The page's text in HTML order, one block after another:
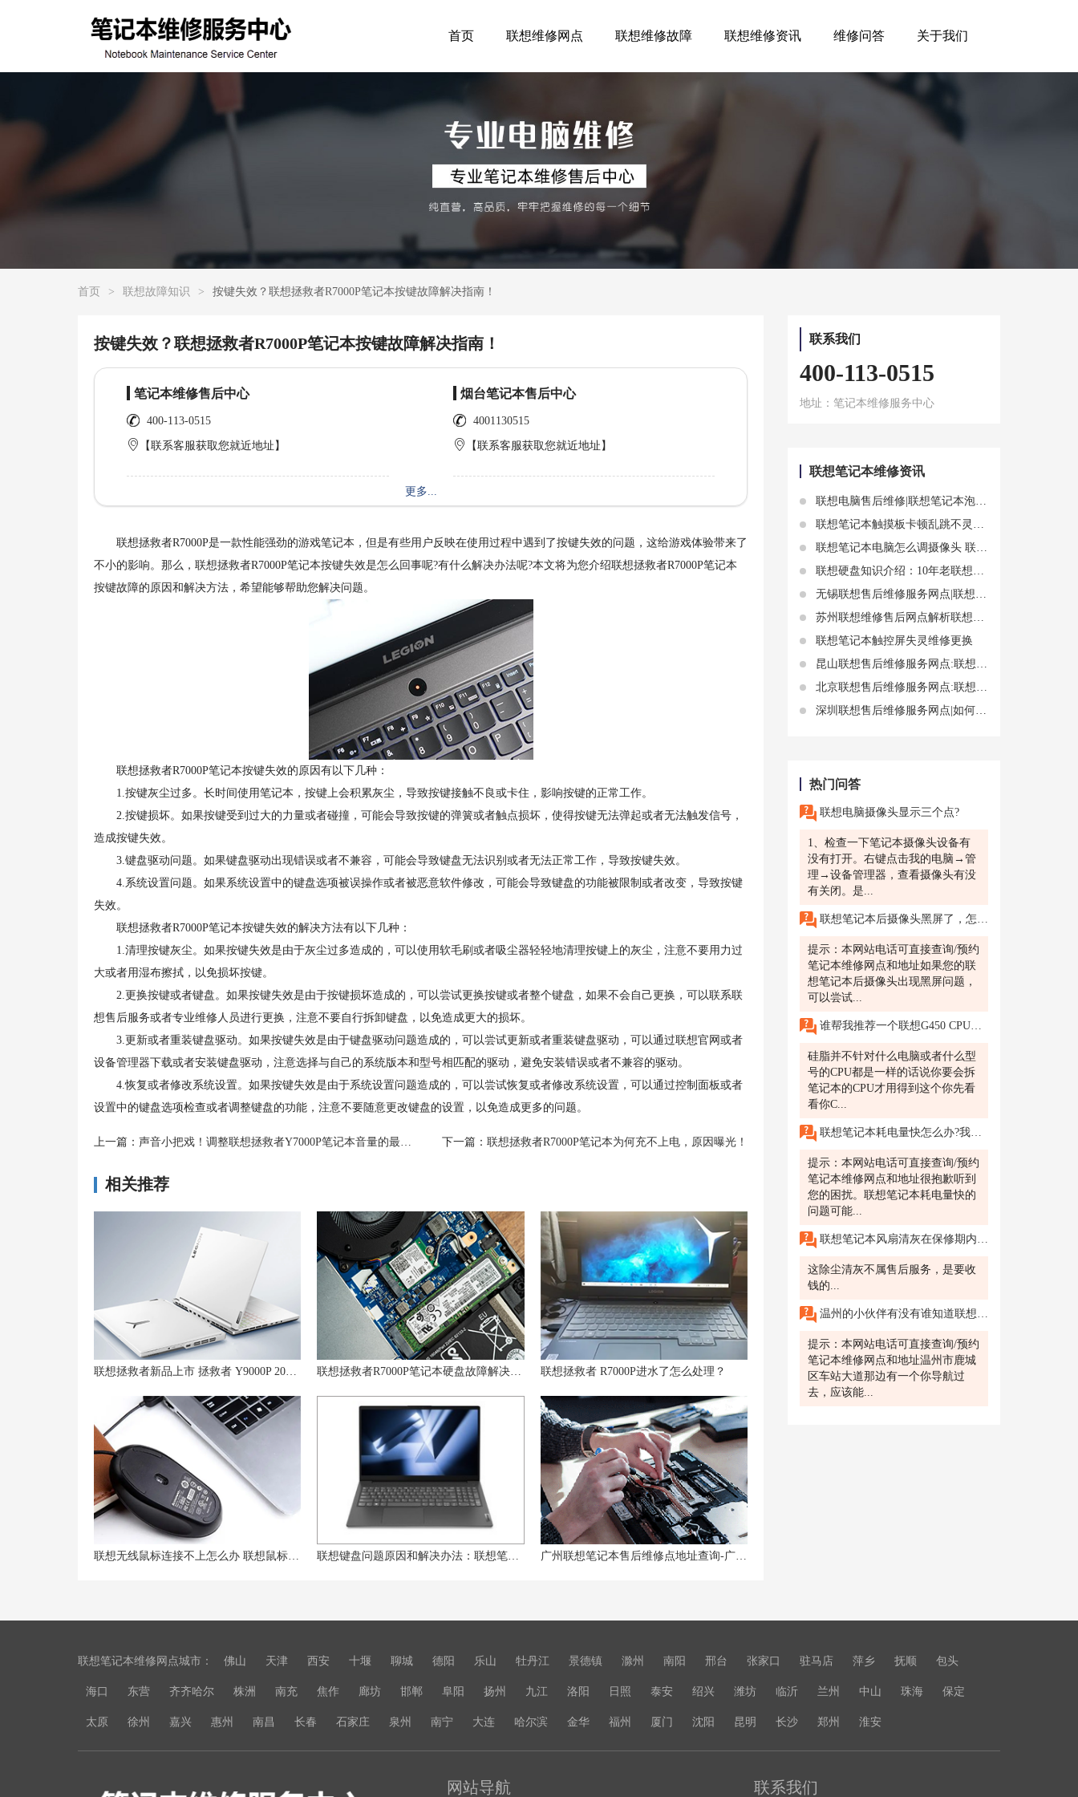
首页 联想维修网点 联想维修故障 联想维修资讯 维修问答 关于我们
首页 > 联想故障知识 > 按键失效？联想拯救者R7000P笔记本按键故障解决指南！
按键失效？联想拯救者R7000P笔记本按键故障解决指南！
笔记本维修售后中心
400-113-0515
【联系客服获取您就近地址】
烟台笔记本售后中心
4001130515
【联系客服获取您就近地址】
更多...
联想拯救者R7000P是一款性能强劲的游戏笔记本，但是有些用户反映在使用过程中遇到了按键失效的问题，这给游戏体验带来了
不小的影响。那么，联想拯救者R7000P笔记本按键失效是怎么回事呢?有什么解决办法呢?本文将为您介绍联想拯救者R7000P笔记本
按键故障的原因和解决方法，希望能够帮助您解决问题。
联想拯救者R7000P笔记本按键失效的原因有以下几种：
1.按键灰尘过多。长时间使用笔记本，按键上会积累灰尘，导致按键接触不良或卡住，影响按键的正常工作。
2.按键损坏。如果按键受到过大的力量或者碰撞，可能会导致按键的弹簧或者触点损坏，使得按键无法弹起或者无法触发信号，
造成按键失效。
3.键盘驱动问题。如果键盘驱动出现错误或者不兼容，可能会导致键盘无法识别或者无法正常工作，导致按键失效。
4.系统设置问题。如果系统设置中的键盘选项被误操作或者被恶意软件修改，可能会导致键盘的功能被限制或者改变，导致按键
失效。
联想拯救者R7000P笔记本按键失效的解决方法有以下几种：
1.清理按键灰尘。如果按键失效是由于灰尘过多造成的，可以使用软毛刷或者吸尘器轻轻地清理按键上的灰尘，注意不要用力过
大或者用湿布擦拭，以免损坏按键。
2.更换按键或者键盘。如果按键失效是由于按键损坏造成的，可以尝试更换按键或者整个键盘，如果不会自己更换，可以联系联
想售后服务或者专业维修人员进行更换，注意不要自行拆卸键盘，以免造成更大的损坏。
3.更新或者重装键盘驱动。如果按键失效是由于键盘驱动问题造成的，可以尝试更新或者重装键盘驱动，可以通过联想官网或者
设备管理器下载或者安装键盘驱动，注意选择与自己的系统版本和型号相匹配的驱动，避免安装错误或者不兼容的驱动。
4.恢复或者修改系统设置。如果按键失效是由于系统设置问题造成的，可以尝试恢复或者修改系统设置，可以通过控制面板或者
设置中的键盘选项检查或者调整键盘的功能，注意不要随意更改键盘的设置，以免造成更多的问题。
上一篇： 声音小把戏！调整联想拯救者Y7000P笔记本音量的最佳方法！ 下一篇： 联想拯救者R7000P笔记本为何充不上电，原因曝光！
相关推荐
联想拯救者 R7000P进水了怎么处理？
广州联想笔记本售后维修点地址查询-广州联想Lenovo售后网点
联系我们
400-113-0515
地址：笔记本维修服务中心
联想笔记本维修资讯
联想电脑售后维修|联想笔记本泡水了怎么办 联想笔记本泡水解决方法
联想笔记本触摸板卡顿乱跳不灵敏——联想笔记本售后教你怎么修
联想笔记本电脑怎么调摄像头 联想电脑售后维修服务说说打开步骤
联想硬盘知识介绍：10年老联想笔记本电脑装固态硬盘
无锡联想售后维修服务网点|联想笔记本电脑摄像头的使用方法
苏州联想维修售后网点解析联想笔记本电脑触摸板失灵怎么回事
联想笔记本触控屏失灵维修更换
昆山联想售后维修服务网点:联想电脑开机后无法操作的可能原因和解决方法
北京联想售后维修服务网点:联想进水报警、拆机知识介绍
深圳联想售后维修服务网点|如何查询联想硬盘的保修期限?如何彻底卸载联想硬盘保护系统?
热门问答
联想电脑摄像头显示三个点?
1、检查一下笔记本摄像头设备有
没有打开。右键点击我的电脑→管
理→设备管理器，查看摄像头有没
有关闭。是...
联想笔记本后摄像头黑屏了，怎么办?
提示：本网站电话可直接查询/预约
笔记本维修网点和地址如果您的联
想笔记本后摄像头出现黑屏问题，
可以尝试...
谁帮我推荐一个联想G450 CPU散热硅脂
硅脂并不针对什么电脑或者什么型
号的CPU都是一样的话说你要会拆
笔记本的CPU才用得到这个你先看
看你C...
联想笔记本耗电量快怎么办?我发现我的联想笔记本的电池耗电速度非常快。即使我关闭了一些不必要的程序和功能，电池仍然很快就耗尽了。请问这是什么问题?我该如何解决?
提示：本网站电话可直接查询/预约
笔记本维修网点和地址很抱歉听到
您的困扰。联想笔记本耗电量快的
问题可能...
联想笔记本风扇清灰在保修期内是不是免费啊?
这除尘清灰不属售后服务，是要收
钱的...
温州的小伙伴有没有谁知道联想的售后维修网点在哪？想换个电脑屏幕找不到专业的维修店。
提示：本网站电话可直接查询/预约
笔记本维修网点和地址温州市鹿城
区车站大道那边有一个你导航过
去，应该能...
联想笔记本维修网点城市： 佛山 天津 西安 十堰 聊城 德阳 乐山 牡丹江 景德镇 滁州 南阳 邢台 张家口 驻马店 萍乡 抚顺 包头
海口 东营 齐齐哈尔 株洲 南充 焦作 廊坊 邯郸 阜阳 扬州 九江 洛阳 日照 泰安 绍兴 潍坊 临沂 兰州 中山 珠海 保定
太原 徐州 嘉兴 惠州 南昌 长春 石家庄 泉州 南宁 大连 哈尔滨 金华 福州 厦门 沈阳 昆明 长沙 郑州 淮安
网站导航 联系我们